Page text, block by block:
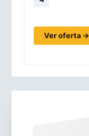
Ver oferta →